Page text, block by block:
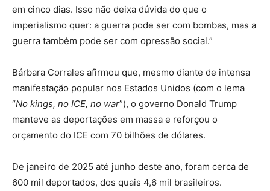
em cinco dias. Isso não deixa dúvida do que o
imperialismo quer: a guerra pode ser com bombas, mas a
guerra também pode ser com opressão social.”
Bárbara Corrales afirmou que, mesmo diante de intensa
manifestação popular nos Estados Unidos (com o lema
“No kings, no ICE, no war”), o governo Donald Trump
manteve as deportações em massa e reforçou o
orçamento do ICE com 70 bilhões de dólares.
De janeiro de 2025 até junho deste ano, foram cerca de
600 mil deportados, dos quais 4,6 mil brasileiros.